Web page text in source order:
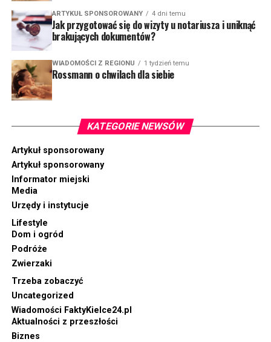
ARTYKUŁ SPONSOROWANY 4 dni temu
Jak przygotować się do wizyty u notariusza i uniknąć
brakujących dokumentów?
WIADOMOŚCI Z REGIONU 1 tydzień temu
Rossmann o chwilach dla siebie
KATEGORIE NEWSÓW
Artykuł sponsorowany
Artykuł sponsorowany
Informator miejski
Media
Urzędy i instytucje
Lifestyle
Dom i ogród
Podróże
Zwierzaki
Trzeba zobaczyć
Uncategorized
Wiadomości FaktyKielce24.pl
Aktualności z przeszłości
Biznes